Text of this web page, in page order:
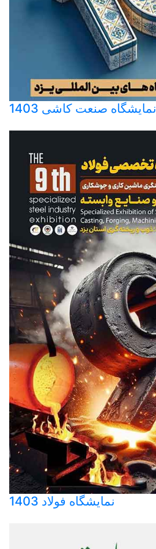
نمایشگاه صنعت کاشی 1403
نمایشگاه فولاد 1403